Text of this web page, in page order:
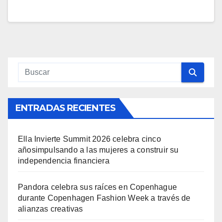
ENTRADAS RECIENTES
Ella Invierte Summit 2026 celebra cinco
añosimpulsando a las mujeres a construir su
independencia financiera
Pandora celebra sus raíces en Copenhague
durante Copenhagen Fashion Week a través de
alianzas creativas